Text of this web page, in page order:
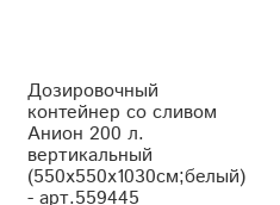
Дозировочный
контейнер со сливом
Анион 200 л.
вертикальный
(550x550x1030см;белый)
- арт.559445